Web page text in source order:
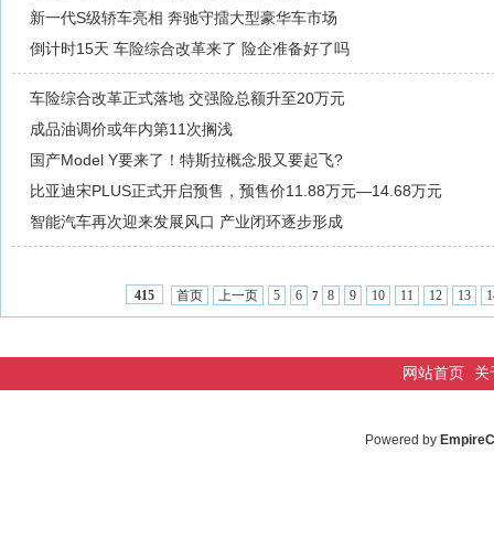
新一代S级轿车亮相 奔驰守擂大型豪华车市场
倒计时15天 车险综合改革来了 险企准备好了吗
车险综合改革正式落地 交强险总额升至20万元
成品油调价或年内第11次搁浅
国产Model Y要来了！特斯拉概念股又要起飞?
比亚迪宋PLUS正式开启预售，预售价11.88万元—14.68万元
智能汽车再次迎来发展风口 产业闭环逐步形成
415 首页 上一页 5 6 7 8 9 10 11 12 13
网站首页 关
Powered by